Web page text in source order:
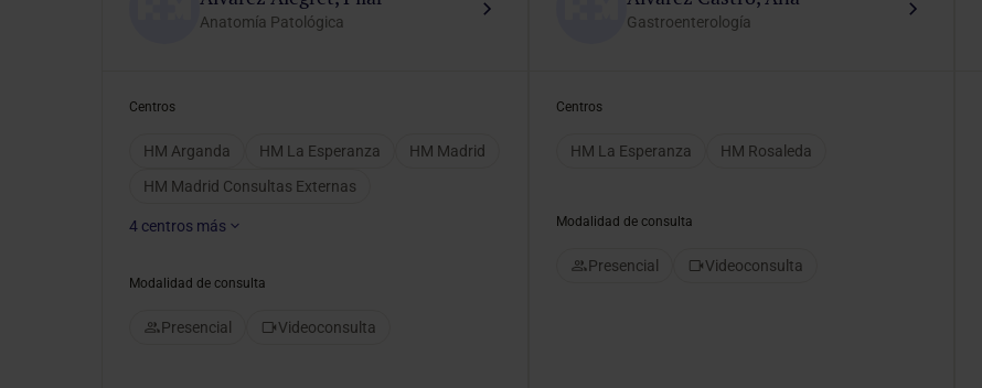
Anatomía Patológica
Centros
HM Arganda HM La Esperanza
HM Madrid
HM Madrid Consultas Externas
4 centros más
Modalidad de consulta
Presencial Videoconsulta
Gastroenterología
Centros
HM La Esperanza HM Rosaleda
Modalidad de consulta
Presencial Videoconsulta